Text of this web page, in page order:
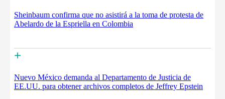
Sheinbaum confirma que no asistirá a la toma de protesta de
Abelardo de la Espriella en Colombia
+
Nuevo México demanda al Departamento de Justicia de
EE.UU. para obtener archivos completos de Jeffrey Epstein